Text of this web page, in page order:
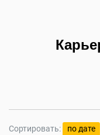
Сортировать: по дате